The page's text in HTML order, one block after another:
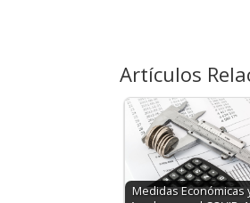
Artículos
Medidas Económicas